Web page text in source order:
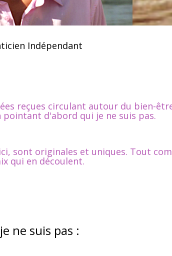
Indépendant
reçues circulant autour du bien-
d'abord qui je ne suis pas.
sont originales et uniques. Tout
qui en découlent.
ne suis pas :